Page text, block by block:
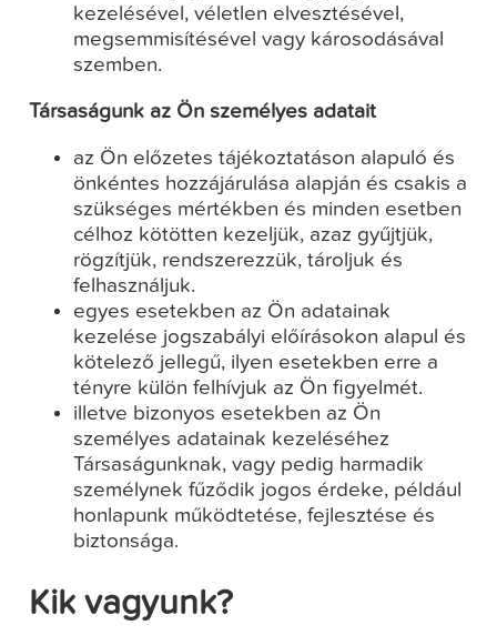
kezelésével, véletlen elvesztésével,
megsemmisítésével vagy károsodásával
szemben.
Társaságunk az Ön személyes adatait
az Ön előzetes tájékoztatáson alapuló és
önkéntes hozzájárulása alapján és csakis a
szükséges mértékben és minden esetben
célhoz kötötten kezeljük, azaz gyűjtjük,
rögzítjük, rendszerezzük, tároljuk és
felhasználjuk.
egyes esetekben az Ön adatainak
kezelése jogszabályi előírásokon alapul és
kötelező jellegű, ilyen esetekben erre a
tényre külön felhívjuk az Ön figyelmét.
illetve bizonyos esetekben az Ön
személyes adatainak kezeléséhez
Társaságunknak, vagy pedig harmadik
személynek fűződik jogos érdeke, például
honlapunk működtetése, fejlesztése és
biztonsága.
Kik vagyunk?